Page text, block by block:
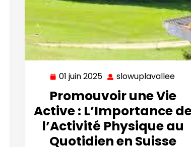
01 juin 2025 01
2025
slowuplavallee
Promouvoir une Vie
Active : L’Importance
l’Activité Physique au
Quotidien en Suisse